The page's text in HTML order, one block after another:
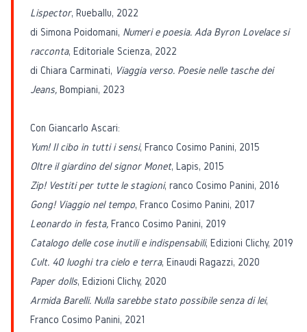
Lispector, Rueballu, 2022
di Simona Poidomani, Numeri e poesia. Ada Byron Lovelace si
racconta, Editoriale Scienza, 2022
di Chiara Carminati, Viaggia verso. Poesie nelle tasche dei
Jeans, Bompiani, 2023
Con Giancarlo Ascari:
Yum! Il cibo in tutti i sensi, Franco Cosimo Panini, 2015
Oltre il giardino del signor Monet, Lapis, 2015
Zip! Vestiti per tutte le stagioni, ranco Cosimo Panini, 2016
Gong! Viaggio nel tempo, Franco Cosimo Panini, 2017
Leonardo in festa, Franco Cosimo Panini, 2019
Catalogo delle cose inutili e indispensabili, Edizioni Clichy, 2019
Cult. 40 luoghi tra cielo e terra, Einaudi Ragazzi, 2020
Paper dolls, Edizioni Clichy, 2020
Armida Barelli. Nulla sarebbe stato possibile senza di lei,
Franco Cosimo Panini, 2021